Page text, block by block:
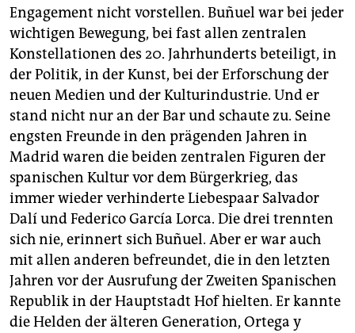
Engagement nicht vorstellen. Buñuel war bei jeder
wichtigen Bewegung, bei fast allen zentralen
Konstellationen des 20. Jahrhunderts beteiligt, in
der Politik, in der Kunst, bei der Erforschung der
neuen Medien und der Kulturindustrie. Und er
stand nicht nur an der Bar und schaute zu. Seine
engsten Freunde in den prägenden Jahren in
Madrid waren die beiden zentralen Figuren der
spanischen Kultur vor dem Bürgerkrieg, das
immer wieder verhinderte Liebespaar Salvador
Dalí und Federico García Lorca. Die drei trennten
sich nie, erinnert sich Buñuel. Aber er war auch
mit allen anderen befreundet, die in den letzten
Jahren vor der Ausrufung der Zweiten Spanischen
Republik in der Hauptstadt Hof hielten. Er kannte
die Helden der älteren Generation, Ortega y